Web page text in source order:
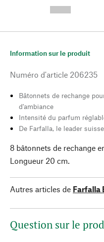
Information sur le produit
Numéro d'article 206235
Bâtonnets de rechange
d'ambiance
Intensité du parfum
De Farfalla, le leader
8 bâtonnets de rechange
Longueur 20 cm.
Autres articles de Farfalla
Question sur le